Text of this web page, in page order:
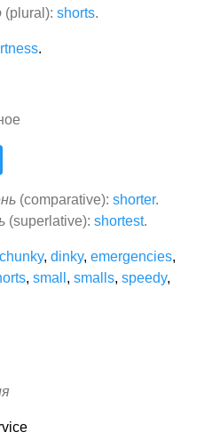
(plural): shorts.
.
(comparative): shorter.
(superlative): shortest.
chunky, dinky, emergencies,
, small , smalls, speedy,